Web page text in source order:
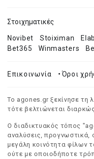
Στοιχηματικές
Novibet Stoiximan
Bet365
Winmasters
Επικοινωνία •Όροι
Το agones.gr ξεκίνησε τη
τότε βελτιώνεται
Ο διαδικτυακός τόπος
αναλύσεις, προγνωστικά,
μεγάλη κοινότητα φίλων
ούτε με οποιοδήποτε